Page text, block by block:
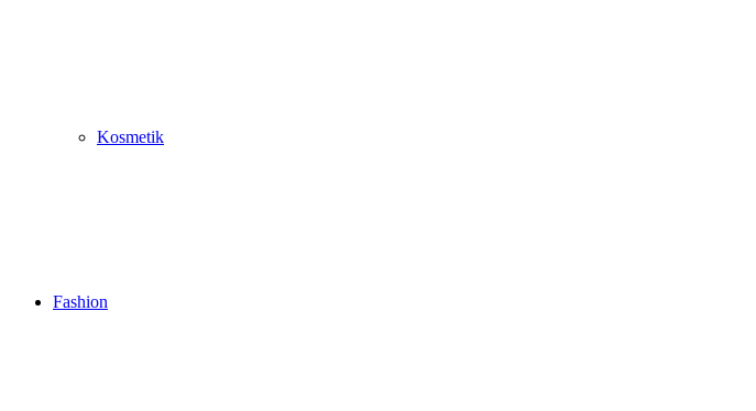
Kosmetik
Fashion